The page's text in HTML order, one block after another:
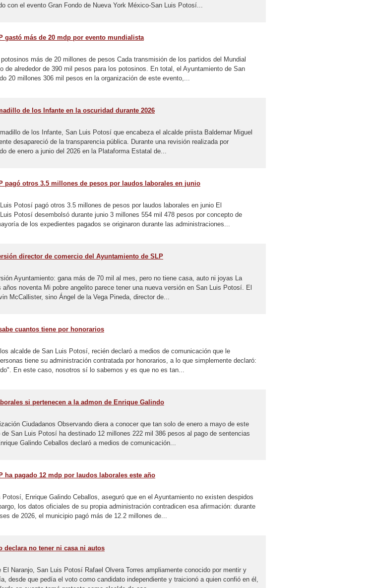
con el evento Gran Fondo de Nueva York México-San Luis Potosí...
gastó más de 20 mdp por evento mundialista
más de 20 millones de pesos Cada transmisión de los partidos del Mundial
de alrededor de 390 mil pesos para los potosinos. En total, el Ayuntamiento de San
20 millones 306 mil pesos en la organización de este evento,...
de los Infante en la oscuridad durante 2026
de los Infante, San Luis Potosí que encabeza el alcalde priista Baldemar Miguel
desapareció de la transparencia pública. Durante una revisión realizada por
de enero a junio del 2026 en la Plataforma Estatal de...
pagó otros 3.5 millones de pesos por laudos laborales en junio
Potosí pagó otros 3.5 millones de pesos por laudos laborales en junio El
Potosí desembolsó durante junio 3 millones 554 mil 478 pesos por concepto de
de los expedientes pagados se originaron durante las administraciones...
director de comercio del Ayuntamiento de SLP
Ayuntamiento: gana más de 70 mil al mes, pero no tiene casa, auto ni joyas La
noventa Mi pobre angelito parece tener una nueva versión en San Luis Potosí. El
McCallister, sino Ángel de la Vega Pineda, director de...
cuantos tiene por honorarios
alcalde de San Luis Potosí, recién declaró a medios de comunicación que le
tiene su administración contratada por honorarios, a lo que simplemente declaró:
En este caso, nosotros sí lo sabemos y es que no es tan...
si pertenecen a la admon de Enrique Galindo
Ciudadanos Observando diera a conocer que tan solo de enero a mayo de este
San Luis Potosí ha destinado 12 millones 222 mil 386 pesos al pago de sentencias
Galindo Ceballos declaró a medios de comunicación...
ha pagado 12 mdp por laudos laborales este año
Potosí, Enrique Galindo Ceballos, aseguró que en el Ayuntamiento no existen despidos
los datos oficiales de su propia administración contradicen esa afirmación: durante
de 2026, el municipio pagó más de 12.2 millones de...
declara no tener ni casa ni autos
El Naranjo, San Luis Potosí Rafael Olvera Torres ampliamente conocido por mentir y
desde que pedía el voto como candidato independiente y traicionó a quien confió en él,